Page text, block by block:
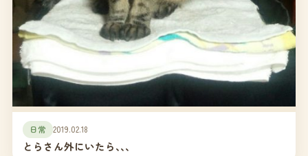
日常 2019.02.18
とらさん外にいたら､､､